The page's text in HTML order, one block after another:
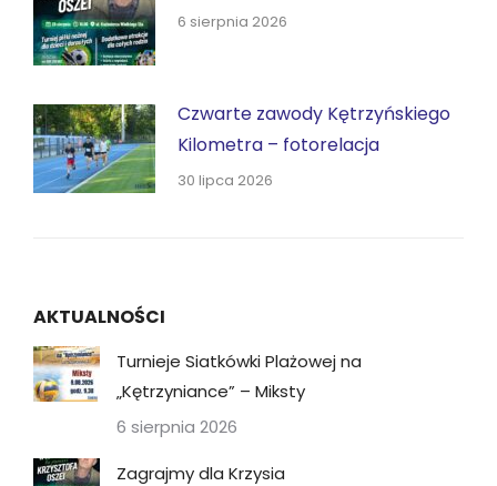
6 sierpnia 2026
Czwarte zawody Kętrzyńskiego
Kilometra – fotorelacja
30 lipca 2026
AKTUALNOŚCI
Turnieje Siatkówki Plażowej na
„Kętrzyniance” – Miksty
6 sierpnia 2026
Zagrajmy dla Krzysia